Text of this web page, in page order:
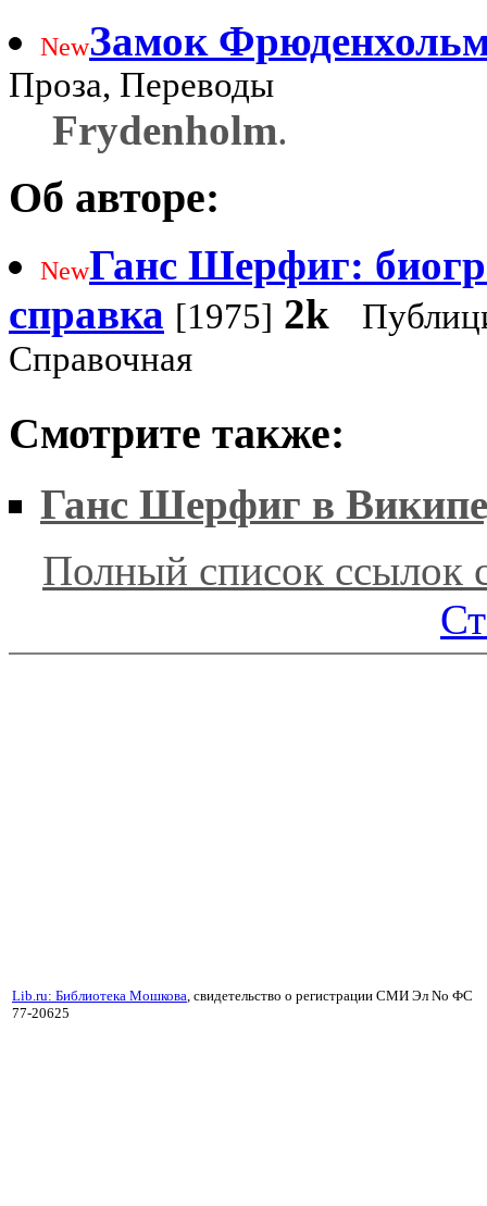
NewЗамок
Проза, Переводы
Frydenholm.
Об авторе:
NewГанс Шерфиг:
справка [1975] 2k
Справочная
Смотрите также:
Ганс Шерфиг в
Полный список ссылок
Lib.ru: Библиотека Мошкова, свидетельство о регистрации СМИ Эл No ФС
77-20625